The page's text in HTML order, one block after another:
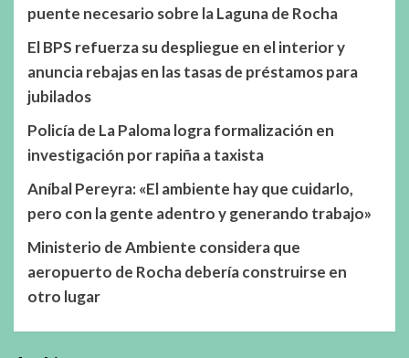
puente necesario sobre la Laguna de Rocha
El BPS refuerza su despliegue en el interior y
anuncia rebajas en las tasas de préstamos para
jubilados
Policía de La Paloma logra formalización en
investigación por rapiña a taxista
Aníbal Pereyra: «El ambiente hay que cuidarlo,
pero con la gente adentro y generando trabajo»
Ministerio de Ambiente considera que
aeropuerto de Rocha debería construirse en
otro lugar